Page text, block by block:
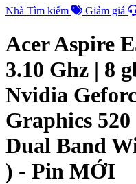
Nhà Tìm kiếm Giảm giá
Acer Aspire
3.10 Ghz | 8
Nvidia
Graphics
Dual Band
) - Pin MỚI